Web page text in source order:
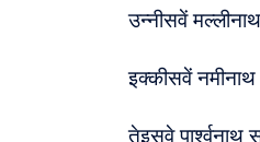
उन्नीसवें
इक्कीसवें
तेइसवे पार्श्वनाथ